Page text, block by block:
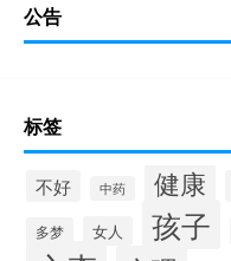
公告
标签
不好 中药 健康
多梦 女人 孩子